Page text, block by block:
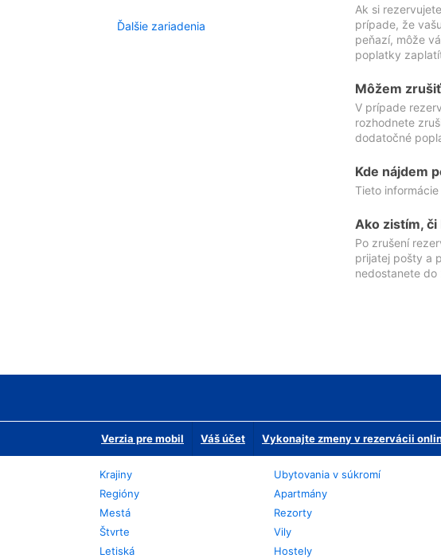
Ďalšie zariadenia
Ak si
prípade, že
peňazí, môže
poplatky
Môžem
V prípade
rozhodnete
dodatočné
Kde nájdem
Tieto
Ako zistím, či
Po zrušení
prijatej pošty a
nedostanete
Verzia pre mobil Váš účet Vykonajte zmeny v rezervácii
Krajiny
Regióny
Mestá
Štvrte
Letiská
Ubytovania v súkromí
Apartmány
Rezorty
Vily
Hostely